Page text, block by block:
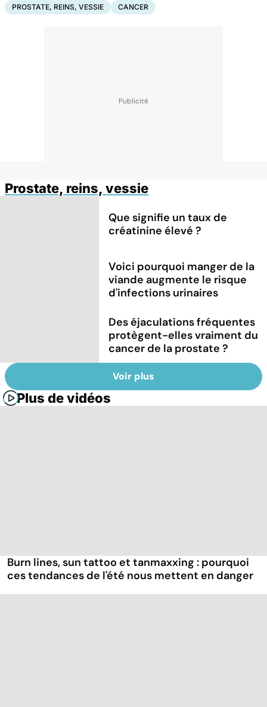
PROSTATE, REINS, VESSIE CANCER
Prostate, reins, vessie
Que signifie un taux de
créatinine élevé ?
Voici pourquoi manger de la
viande augmente le risque
d'infections urinaires
Des éjaculations fréquentes
protègent-elles vraiment du
cancer de la prostate ?
Voir plus
Plus de vidéos
Burn lines, sun tattoo et tanmaxxing : pourquoi
ces tendances de l'été nous mettent en danger